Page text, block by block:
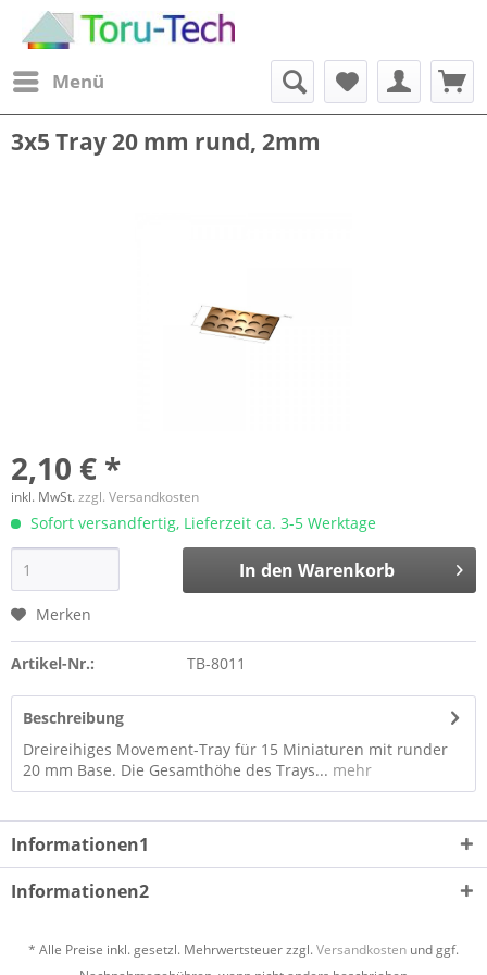
Menü
3x5 Tray 20 mm rund, 2mm
2,10 € *
inkl. MwSt.zzgl. Versandkosten
Sofort versandfertig, Lieferzeit ca. 3-5 Werktage
In den Warenkorb
Merken
Artikel-Nr.: TB-8011
Beschreibung
Dreireihiges Movement-Tray für 15 Miniaturen mit runder
20 mm Base. Die Gesamthöhe des Trays... mehr
Informationen1
Informationen2
* Alle Preise inkl. gesetzl. Mehrwertsteuer zzgl.Versandkosten und ggf.